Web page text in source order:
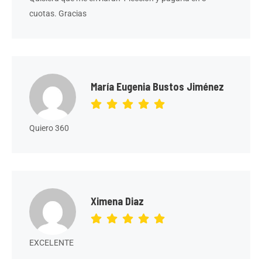
cuotas. Gracias
María Eugenia Bustos Jiménez
Quiero 360
Ximena Diaz
EXCELENTE